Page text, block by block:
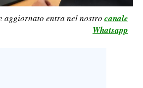
aggiornato entra nel nostro canale
Whatsapp